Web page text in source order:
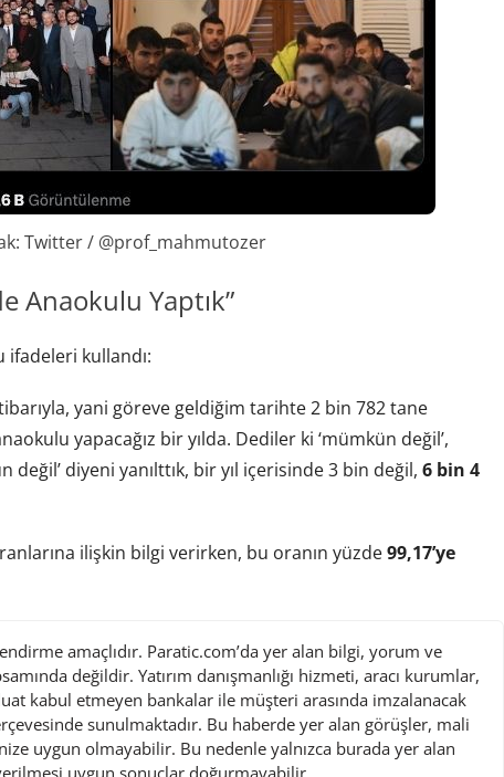
Twitter / @prof_mahmutozer
Anaokulu Yaptık”
ifadeleri kullandı:
yani göreve geldiğim tarihte 2 bin 782 tane
yapacağız bir yılda. Dediler ki ‘mümkün değil’,
değil’ diyeni yanılttık, bir yıl içerisinde 3 bin değil, 6 bin 4
ilişkin bilgi verirken, bu oranın yüzde99,17’ye
amaçlıdır. Paratic.com’da yer alan bilgi, yorum ve
değildir. Yatırım danışmanlığı hizmeti, aracı kurumlar,
kabul etmeyen bankalar ile müşteri arasında imzalanacak
sunulmaktadır. Bu haberde yer alan görüşler, mali
uygun olmayabilir. Bu nedenle yalnızca burada yer alan